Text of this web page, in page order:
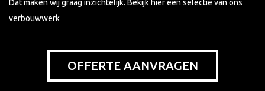
Dat maken wij graag inzichtelijk. Bekijk hier een selectie van ons
verbouwwerk
OFFERTE AANVRAGEN